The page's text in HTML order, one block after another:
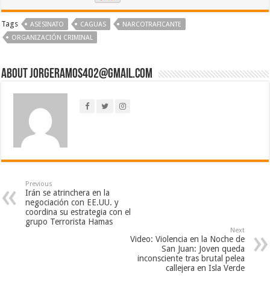
Tags ASESINATO CAGUAS
NARCOTRAFICANTE
ORGANIZACIÓN CRIMINAL
About jorgeramos402@gmail.com
Previous
Irán se atrinchera en la
negociación con EE.UU. y
coordina su estrategia con el
grupo Terrorista Hamas
Next
Video: Violencia en la Noche de
San Juan: Joven queda
inconsciente tras brutal pelea
callejera en Isla Verde